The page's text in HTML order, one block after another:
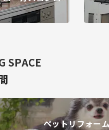
SPACE
ペットリフォー